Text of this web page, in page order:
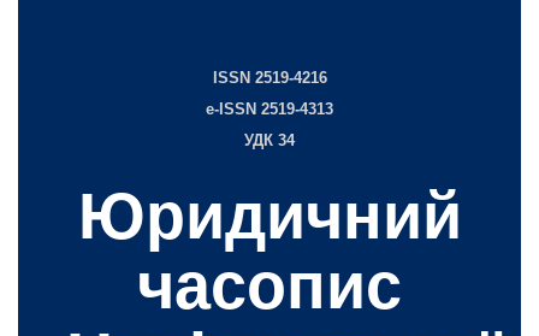
ISSN 2519-4216
e-ISSN 2519-4313
УДК 34
Юридичний
часопис